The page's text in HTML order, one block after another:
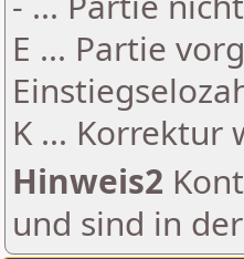
E ... Partie
K ... Korrektur
Hinweis2
und sind in